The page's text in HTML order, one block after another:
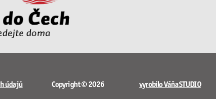
údajů Copyright © 2026 vyrobilo VáňaSTUDIO